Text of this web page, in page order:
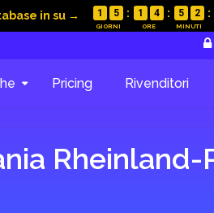
in su → 1 5 1 4 5 2
Pricing Rivenditori
Rheinland-